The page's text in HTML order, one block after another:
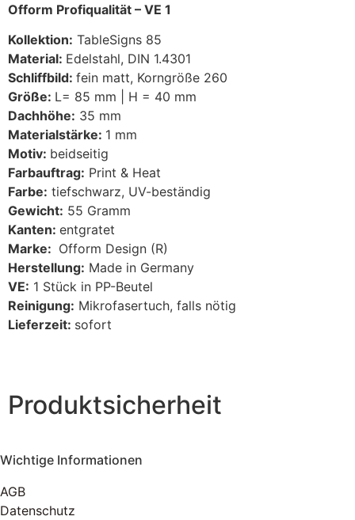
Ofform Profiqualität – VE 1
Kollektion: TableSigns 85
Material: Edelstahl, DIN 1.4301
Schliffbild: fein matt, Korngröße 260
Größe: L= 85 mm | H = 40 mm
Dachhöhe: 35 mm
Materialstärke: 1 mm
Motiv: beidseitig
Farbauftrag: Print & Heat
Farbe: tiefschwarz, UV-beständig
Gewicht: 55 Gramm
Kanten: entgratet
Marke: Ofform Design (R)
Herstellung: Made in Germany
VE: 1 Stück in PP-Beutel
Reinigung: Mikrofasertuch, falls nötig
Lieferzeit: sofort
Produktsicherheit
Wichtige Informationen
AGB
Datenschutz